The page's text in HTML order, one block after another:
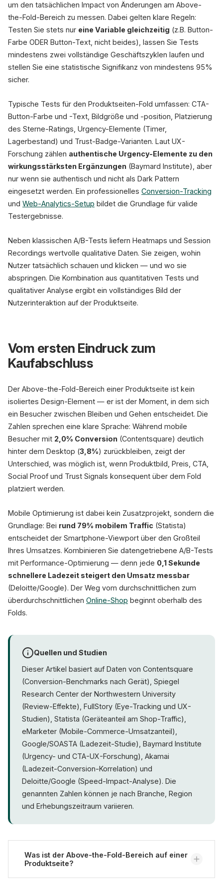
um den tatsächlichen Impact von Änderungen am Above-
the-Fold-Bereich zu messen. Dabei gelten klare Regeln:
Testen Sie stets nur eine Variable gleichzeitig (z.B. Button-
Farbe ODER Button-Text, nicht beides), lassen Sie Tests
mindestens zwei vollständige Geschäftszyklen laufen und
stellen Sie eine statistische Signifikanz von mindestens 95%
sicher.
Typische Tests für den Produktseiten-Fold umfassen: CTA-
Button-Farbe und -Text, Bildgröße und -position, Platzierung
des Sterne-Ratings, Urgency-Elemente (Timer,
Lagerbestand) und Trust-Badge-Varianten. Laut UX-
Forschung zählen authentische Urgency-Elemente zu den
wirkungsstärksten Ergänzungen (Baymard Institute), aber
nur wenn sie authentisch und nicht als Dark Pattern
eingesetzt werden. Ein professionelles Conversion-Tracking
und Web-Analytics-Setup bildet die Grundlage für valide
Testergebnisse.
Neben klassischen A/B-Tests liefern Heatmaps und Session
Recordings wertvolle qualitative Daten. Sie zeigen, wohin
Nutzer tatsächlich schauen und klicken — und wo sie
abspringen. Die Kombination aus quantitativen Tests und
qualitativer Analyse ergibt ein vollständiges Bild der
Nutzerinteraktion auf der Produktseite.
Vom ersten Eindruck zum
Kaufabschluss
Der Above-the-Fold-Bereich einer Produktseite ist kein
isoliertes Design-Element — er ist der Moment, in dem sich
ein Besucher zwischen Bleiben und Gehen entscheidet. Die
Zahlen sprechen eine klare Sprache: Während mobile
Besucher mit 2,0% Conversion (Contentsquare) deutlich
hinter dem Desktop (3,8%) zurückbleiben, zeigt der
Unterschied, was möglich ist, wenn Produktbild, Preis, CTA,
Social Proof und Trust Signals konsequent über dem Fold
platziert werden.
Mobile Optimierung ist dabei kein Zusatzprojekt, sondern die
Grundlage: Bei rund 79% mobilem Traffic (Statista)
entscheidet der Smartphone-Viewport über den Großteil
Ihres Umsatzes. Kombinieren Sie datengetriebene A/B-Tests
mit Performance-Optimierung — denn jede 0,1 Sekunde
schnellere Ladezeit steigert den Umsatz messbar
(Deloitte/Google). Der Weg vom durchschnittlichen zum
überdurchschnittlichen Online-Shop beginnt oberhalb des
Folds.
Quellen und Studien
Dieser Artikel basiert auf Daten von Contentsquare
(Conversion-Benchmarks nach Gerät), Spiegel
Research Center der Northwestern University
(Review-Effekte), FullStory (Eye-Tracking und UX-
Studien), Statista (Geräteanteil am Shop-Traffic),
eMarketer (Mobile-Commerce-Umsatzanteil),
Google/SOASTA (Ladezeit-Studie), Baymard Institute
(Urgency- und CTA-UX-Forschung), Akamai
(Ladezeit-Conversion-Korrelation) und
Deloitte/Google (Speed-Impact-Analyse). Die
genannten Zahlen können je nach Branche, Region
und Erhebungszeitraum variieren.
Was ist der Above-the-Fold-Bereich auf einer
Produktseite?